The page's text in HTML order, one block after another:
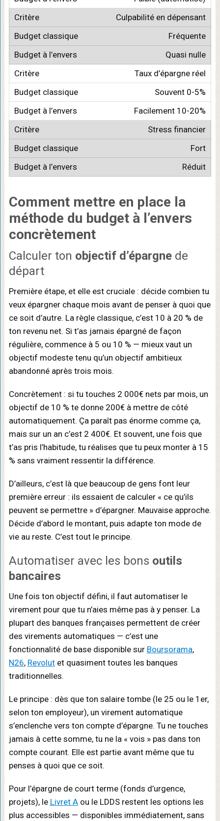
Culpabilité en dépensant
Fréquente
Quasi nulle
Taux d’épargne réel
Souvent 0-5%
Facilement 10-20%
Stress financier
Fort
Réduit
Comment mettre en place la
méthode du budget à l’envers
concrètement
Calculer ton objectif d’épargnede
départ
Première étape, et elle est cruciale : décide combien tu
veux épargner chaque mois avant de penser à quoi que
ce soit d’autre. La règle classique, c’est 10 à 20 % de
ton revenu net. Si t’as jamais épargné de façon
régulière, commence à 5 ou 10 % — mieux vaut un
objectif modeste tenu qu’un objectif ambitieux
abandonné après trois mois.
Concrètement : si tu touches 2 000€ nets par mois, un
objectif de 10 % te donne 200€ à mettre de côté
automatiquement. Ça paraît pas énorme comme ça,
mais sur un an c’est 2 400€. Et souvent, une fois que
t’as pris l’habitude, tu réalises que tu peux monter à 15
% sans vraiment ressentir la différence.
D’ailleurs, c’est là que beaucoup de gens font leur
première erreur : ils essaient de calculer « ce qu’ils
peuvent se permettre » d’épargner. Mauvaise approche.
Décide d’abord le montant, puis adapte ton mode de
vie au reste. C’est tout le principe.
Automatiser avec les bons outils
bancaires
Une fois ton objectif défini, il faut automatiser le
virement pour que tu n’aies même pas à y penser. La
plupart des banques françaises permettent de créer
des virements automatiques — c’est une
fonctionnalité de base disponible sur Boursorama,
N26, Revolutet quasiment toutes les banques
traditionnelles.
Le principe : dès que ton salaire tombe (le 25 ou le 1er,
selon ton employeur), un virement automatique
s’enclenche vers ton compte d’épargne. Tu ne touches
jamais à cette somme, tu ne la « vois » pas dans ton
compte courant. Elle est partie avant même que tu
penses à quoi que ce soit.
Pour l’épargne de court terme (fonds d’urgence,
projets), le Livret Aou le LDDS restent les options les
plus accessibles — disponibles immédiatement, sans